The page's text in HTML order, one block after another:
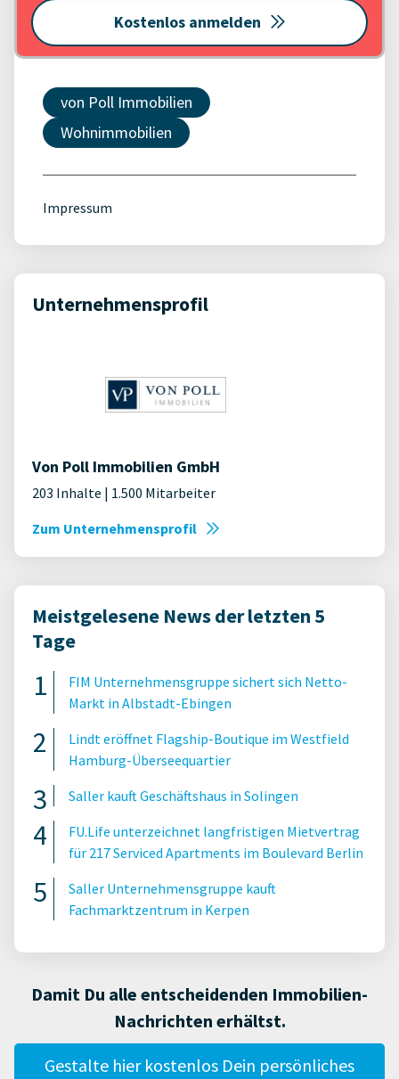
Kostenlos anmelden
von Poll Immobilien
Wohnimmobilien
Impressum
Unternehmensprofil
Von Poll Immobilien GmbH
203 Inhalte | 1.500 Mitarbeiter
Zum Unternehmensprofil
Meistgelesene News der letzten 5
Tage
FIM Unternehmensgruppe sichert sich Netto-
Markt in Albstadt-Ebingen
Lindt eröffnet Flagship-Boutique im Westfield
Hamburg-Überseequartier
Saller kauft Geschäftshaus in Solingen
FU.Life unterzeichnet langfristigen Mietvertrag
für 217 Serviced Apartments im Boulevard Berlin
Saller Unternehmensgruppe kauft
Fachmarktzentrum in Kerpen
Damit Du alle entscheidenden Immobilien-
Nachrichten erhältst.
Gestalte hier kostenlos Dein persönliches